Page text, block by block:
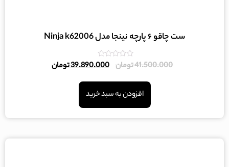
ست چاقو ۶ پارچه نینجا مدل Ninja k62006
امتیاز
0
5
41.500.000تومان 39.890.000تومان
افزودن به سبد خرید